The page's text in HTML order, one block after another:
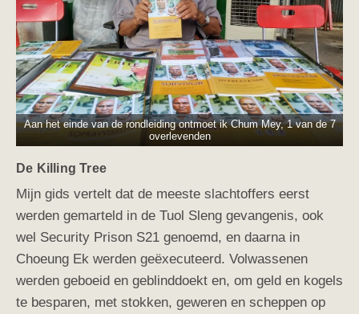
Aan het einde van de rondleiding ontmoet ik Chum Mey, 1 van de 7
overlevenden
De Killing Tree
Mijn gids vertelt dat de meeste slachtoffers eerst
werden gemarteld in de Tuol Sleng gevangenis, ook
wel Security Prison S21 genoemd, en daarna in
Choeung Ek werden geëxecuteerd. Volwassenen
werden geboeid en geblinddoekt en, om geld en kogels
te besparen, met stokken, geweren en scheppen op